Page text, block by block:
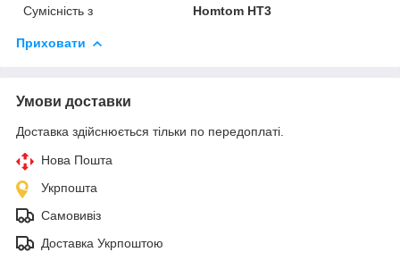
Сумісність з
Homtom HT3
Приховати
Умови доставки
Доставка здійснюється тільки по передоплаті.
Нова Пошта
Укрпошта
Самовивіз
Доставка Укрпоштою